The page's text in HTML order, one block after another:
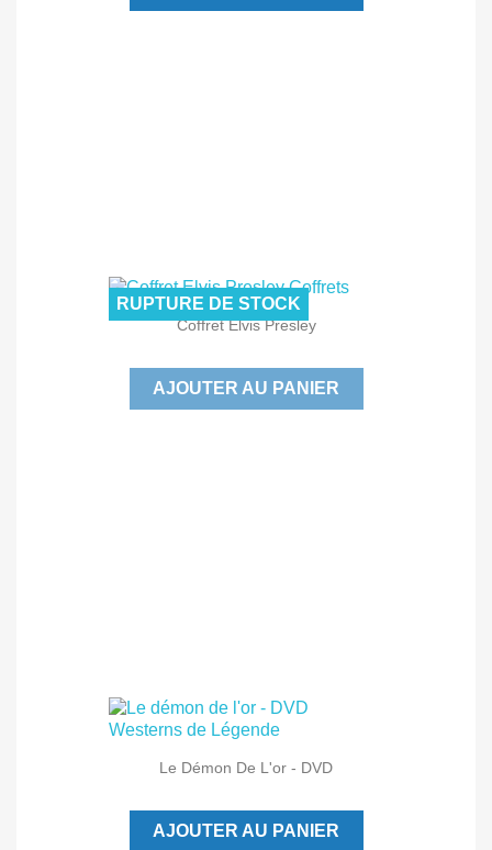
Coffret Elvis Presley
AJOUTER AU PANIER
RUPTURE DE STOCK
Le Démon De L'or - DVD
AJOUTER AU PANIER